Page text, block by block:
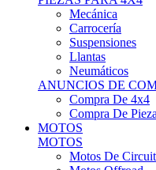
Mecánica
Carrocería
Suspensiones
Llantas
Neumáticos
ANUNCIOS DE
Compra De 4x4
Compra De
MOTOS
MOTOS
Motos De